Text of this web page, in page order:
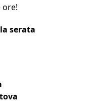
ore!
serata